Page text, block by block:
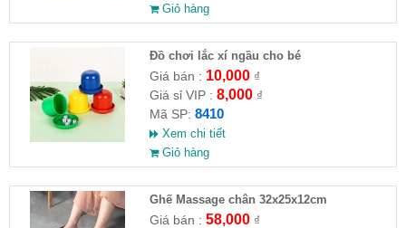
Giỏ hàng
Đồ chơi lắc xí ngầu cho bé
Giá bán : 10,000₫
Giá sỉ VIP : 8,000₫
Mã SP: 8410
Xem chi tiết
Giỏ hàng
Ghế Massage chân 32x25x12cm
Giá bán : 58,000₫